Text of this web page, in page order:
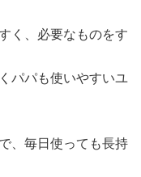
く、必要なものをす
パパも使いやすいユ
、毎日使っても長持